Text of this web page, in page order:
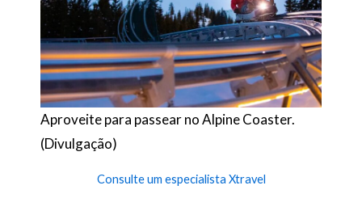
Aproveite para passear no Alpine Coaster.
(Divulgação)
Consulte um especialista Xtravel